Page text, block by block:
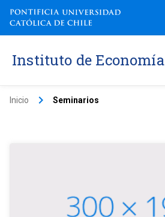
Instituto de Economía
Inicio keyboard_arrow_right Seminarios